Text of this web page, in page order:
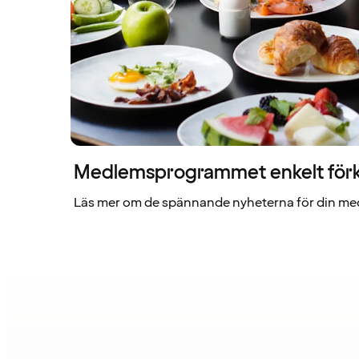
Medlemsprogrammet enkelt
Läs mer om de spännande nyheterna för din